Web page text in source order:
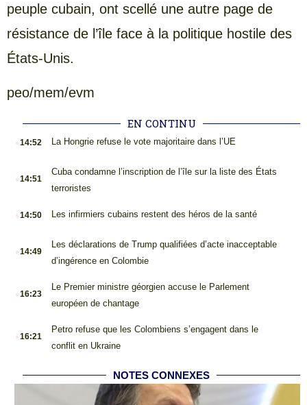
peuple cubain, ont scellé une autre page de
résistance de l’île face à la politique hostile des
États-Unis.
peo/mem/evm
EN CONTINU
.14:52 La Hongrie refuse le vote majoritaire dans l’UE
.14:51
Cuba condamne l’inscription de l’île sur la liste des États
terroristes
.14:50 Les infirmiers cubains restent des héros de la santé
.14:49
Les déclarations de Trump qualifiées d’acte inacceptable
d’ingérence en Colombie
.16:23
Le Premier ministre géorgien accuse le Parlement
européen de chantage
.16:21
Petro refuse que les Colombiens s’engagent dans le
conflit en Ukraine
NOTES CONNEXES